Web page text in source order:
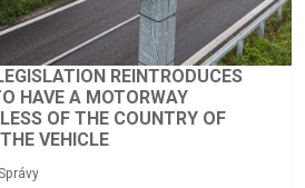
REINTRODUCES
HAVE A MOTORWAY
OF THE COUNTRY OF
VEHICLE